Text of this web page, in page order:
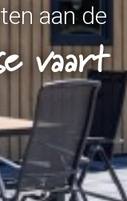
aan de
vaart